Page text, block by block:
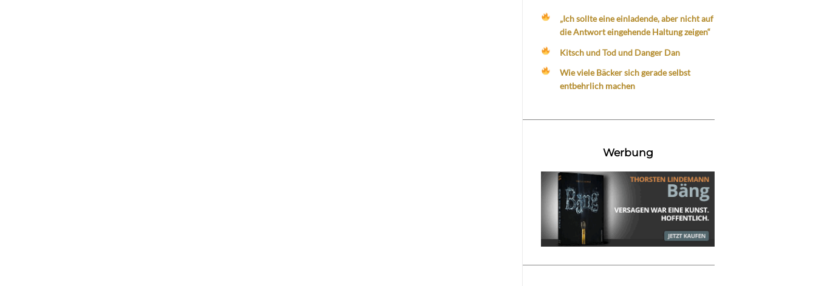
„Ich sollte eine einladende, aber nicht auf
die Antwort eingehende Haltung zeigen“
Kitsch und Tod und Danger Dan
Wie viele Bäcker sich gerade selbst
entbehrlich machen
Werbung